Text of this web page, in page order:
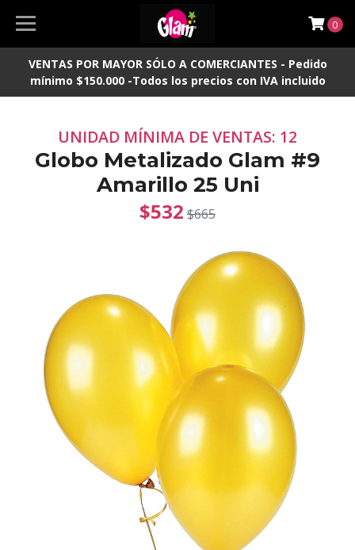
VENTAS POR MAYOR SÓLO A COMERCIANTES - Pedido
mínimo $150.000 -Todos los precios con IVA incluido
0
UNIDAD MÍNIMA DE VENTAS: 12
Globo Metalizado Glam #9
Amarillo 25 Uni
$532 $665